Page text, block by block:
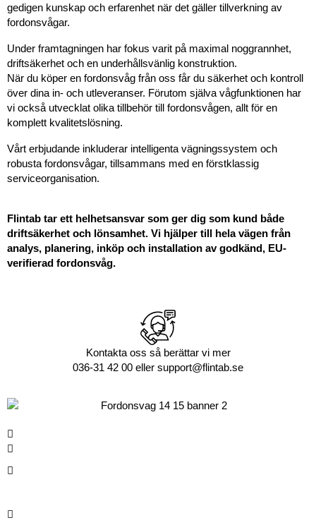
gedigen kunskap och erfarenhet när det gäller tillverkning av
fordonsvågar.
Under framtagningen har fokus varit på maximal noggrannhet,
driftsäkerhet och en underhållsvänlig konstruktion.
När du köper en fordonsvåg från oss får du säkerhet och kontroll
över dina in- och utleveranser. Förutom själva vågfunktionen har
vi också utvecklat olika tillbehör till fordonsvågen, allt för en
komplett kvalitetslösning.
Vårt erbjudande inkluderar intelligenta vägningssystem och
robusta fordonsvågar, tillsammans med en förstklassig
serviceorganisation.
Flintab tar ett helhetsansvar som ger dig som kund både
driftsäkerhet och lönsamhet. Vi hjälper till hela vägen från
analys, planering, inköp och installation av godkänd, EU-
verifierad fordonsvåg.
Kontakta oss så berättar vi mer
036-31 42 00 eller support@flintab.se